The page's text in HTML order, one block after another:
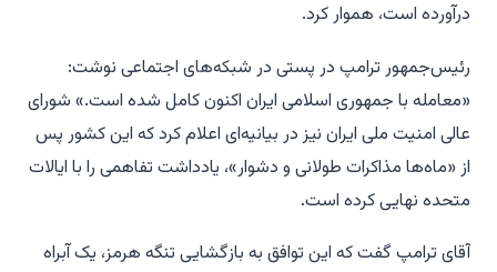
درآورده است، هموار کرد.
رئیس‌جمهور ترامپ در پستی در شبکه‌های اجتماعی نوشت:
«معامله با جمهوری اسلامی ایران اکنون کامل شده است.» شورای
عالی امنیت ملی ایران نیز در بیانیه‌ای اعلام کرد که این کشور پس
از «ماه‌ها مذاکرات طولانی و دشوار»، یادداشت تفاهمی را با ایالات
متحده نهایی کرده است.
آقای ترامپ گفت که این توافق به بازگشایی تنگه هرمز، یک آبراه